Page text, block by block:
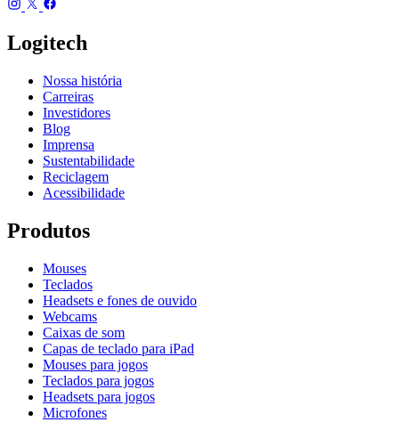
Logitech
Nossa história
Carreiras
Investidores
Blog
Imprensa
Sustentabilidade
Reciclagem
Acessibilidade
Produtos
Mouses
Teclados
Headsets e fones de ouvido
Webcams
Caixas de som
Capas de teclado para iPad
Mouses para jogos
Teclados para jogos
Headsets para jogos
Microfones